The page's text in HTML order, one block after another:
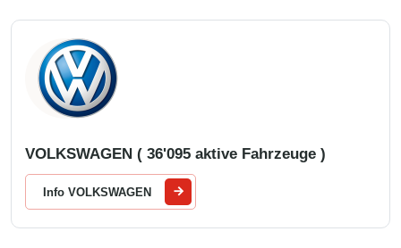
VOLKSWAGEN ( 36'095 aktive Fahrzeuge )
Info VOLKSWAGEN